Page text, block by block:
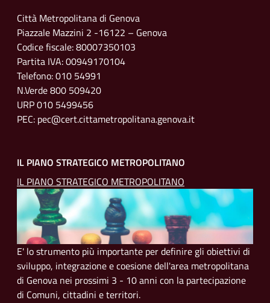
Città Metropolitana di Genova
Piazzale Mazzini 2 -16122 – Genova
Codice fiscale: 80007350103
Partita IVA: 00949170104
Telefono: 010 54991
N.Verde 800 509420
URP 010 5499456
PEC: pec@cert.cittametropolitana.genova.it
IL PIANO STRATEGICO METROPOLITANO
IL PIANO STRATEGICO METROPOLITANO
E' lo strumento più importante per definire gli obiettivi di
sviluppo, integrazione e coesione dell'area metropolitana
di Genova nei prossimi 3 - 10 anni con la partecipazione
di Comuni, cittadini e territori.